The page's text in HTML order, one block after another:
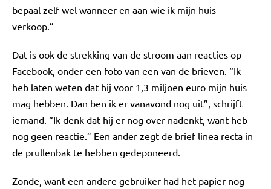
bepaal zelf wel wanneer en aan wie ik mijn huis
verkoop.”
Dat is ook de strekking van de stroom aan reacties op
Facebook, onder een foto van een van de brieven. “Ik
heb laten weten dat hij voor 1,3 miljoen euro mijn huis
mag hebben. Dan ben ik er vanavond nog uit”, schrijft
iemand. “Ik denk dat hij er nog over nadenkt, want heb
nog geen reactie.” Een ander zegt de brief linea recta in
de prullenbak te hebben gedeponeerd.
Zonde, want een andere gebruiker had het papier nog